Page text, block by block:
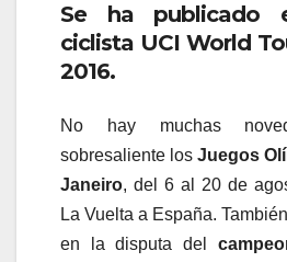
Se ha publicado
ciclista UCI World
2016.
No hay muchas
sobresaliente los Juegos
Janeiro, del 6 al 20 de
La Vuelta a España.
en la disputa del